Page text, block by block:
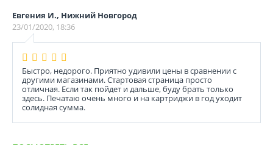
Евгения И., Нижний Новгород
23/01/2020, 18:36
Быстро, недорого. Приятно удивили цены в сравнении с
другими магазинами. Стартовая страница просто
отличная. Если так пойдет и дальше, буду брать только
здесь. Печатаю очень много и на картриджи в год уходит
солидная сумма.